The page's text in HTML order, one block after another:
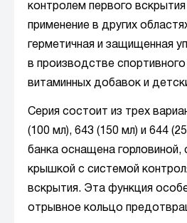
контролем первого вскрытия
применение в других
герметичная и защищенная
в производстве спортивного
витаминных добавок и
Серия состоит из трех
(100 мл), 643 (150 мл) и 644
банка оснащена горловиной,
крышкой с системой
вскрытия. Эта функция
отрывное кольцо